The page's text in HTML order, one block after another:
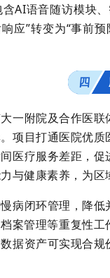
AI语音随访模块
应”转变为“事前
四
一附院及合作医
项目打通医院优
医疗服务差距，
与健康素养，为
病闭环管理，降
案管理等重复性
据资产可实现合